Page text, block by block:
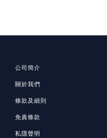
公司簡介
關於我們
條款及細則
免責條款
私隱聲明